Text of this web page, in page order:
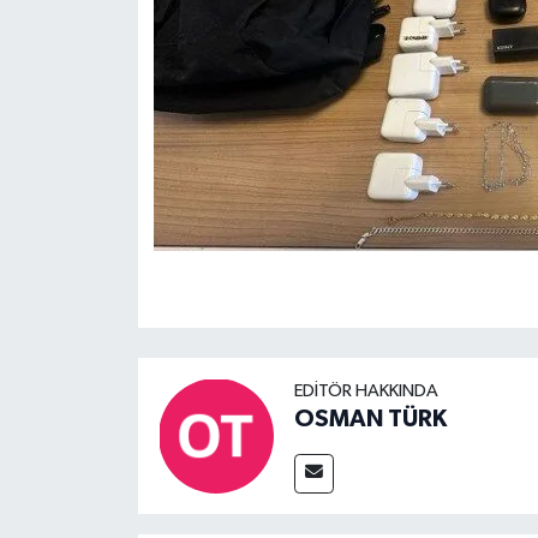
EDITÖR HAKKINDA
OSMAN TÜRK